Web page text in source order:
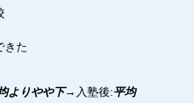
きた
よりやや下→ 入塾後:平均